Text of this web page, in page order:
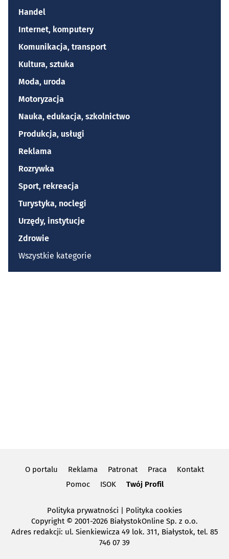
Handel
Internet, komputery
Komunikacja, transport
Kultura, sztuka
Moda, uroda
Motoryzacja
Nauka, edukacja, szkolnictwo
Produkcja, usługi
Reklama
Rozrywka
Sport, rekreacja
Turystyka, noclegi
Urzędy, instytucje
Zdrowie
Wszystkie kategorie
O portalu Reklama Patronat Praca
Kontakt
Pomoc
ISOK Twój Profil
Polityka prywatności | Polityka cookies
Copyright© 2001-2026 BiałystokOnline Sp. z o.o.
Adres redakcji: ul. Sienkiewicza 49 lok. 311, Białystok, tel. 85
746 07 39